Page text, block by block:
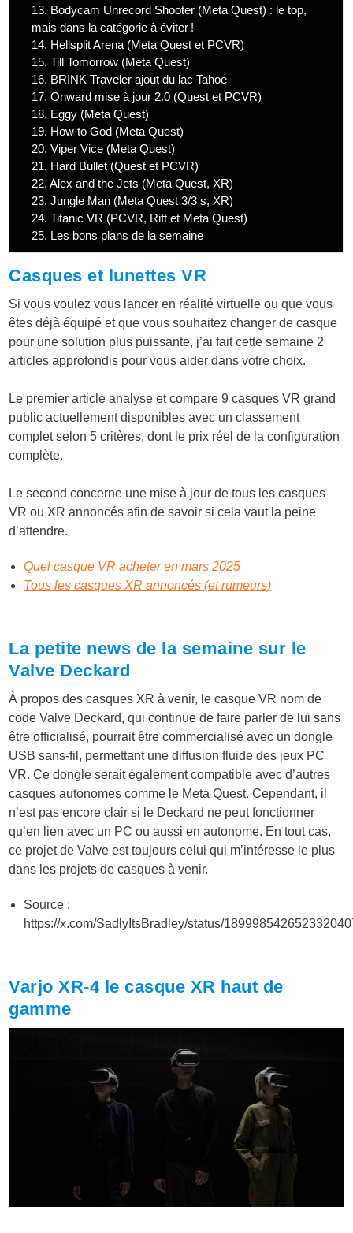
13. Bodycam Unrecord Shooter (Meta Quest) : le top,
mais dans la catégorie à éviter !
14. Hellsplit Arena (Meta Quest et PCVR)
15. Till Tomorrow (Meta Quest)
16. BRINK Traveler ajout du lac Tahoe
17. Onward mise à jour 2.0 (Quest et PCVR)
18. Eggy (Meta Quest)
19. How to God (Meta Quest)
20. Viper Vice (Meta Quest)
21. Hard Bullet (Quest et PCVR)
22. Alex and the Jets (Meta Quest, XR)
23. Jungle Man (Meta Quest 3/3 s, XR)
24. Titanic VR (PCVR, Rift et Meta Quest)
25. Les bons plans de la semaine
Casques et lunettes VR
Si vous voulez vous lancer en réalité virtuelle ou que vous
êtes déjà équipé et que vous souhaitez changer de casque
pour une solution plus puissante, j’ai fait cette semaine 2
articles approfondis pour vous aider dans votre choix.
Le premier article analyse et compare 9 casques VR grand
public actuellement disponibles avec un classement
complet selon 5 critères, dont le prix réel de la configuration
complète.
Le second concerne une mise à jour de tous les casques
VR ou XR annoncés afin de savoir si cela vaut la peine
d’attendre.
Quel casque VR acheter en mars 2025
Tous les casques XR annoncés (et rumeurs)
La petite news de la semaine sur le
Valve Deckard
À propos des casques XR à venir, le casque VR nom de
code Valve Deckard, qui continue de faire parler de lui sans
être officialisé, pourrait être commercialisé avec un dongle
USB sans-fil, permettant une diffusion fluide des jeux PC
VR. Ce dongle serait également compatible avec d’autres
casques autonomes comme le Meta Quest. Cependant, il
n’est pas encore clair si le Deckard ne peut fonctionner
qu’en lien avec un PC ou aussi en autonome. En tout cas,
ce projet de Valve est toujours celui qui m’intéresse le plus
dans les projets de casques à venir.
Source :
https://x.com/SadlyItsBradley/status/
Varjo XR-4 le casque XR haut de
gamme